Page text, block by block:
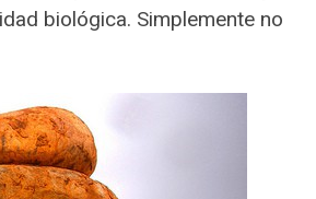
biológica. Simplemente no